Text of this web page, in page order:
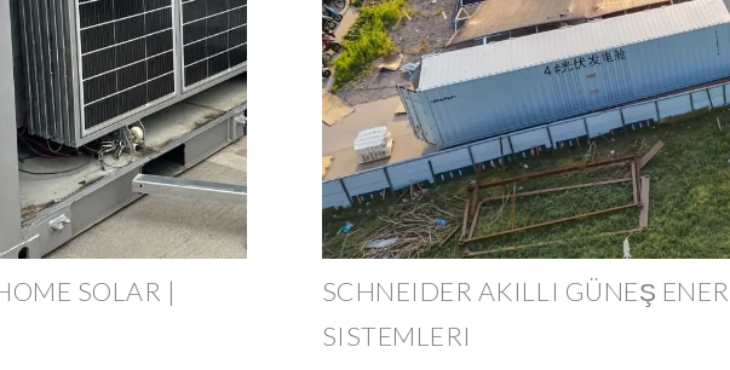
SOLAR |
SCHNEIDER AKILLI GÜNEŞ
SISTEMLERI